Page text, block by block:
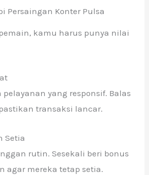
Persaingan Konter Pulsa
kamu harus punya nilai
yang responsif. Balas
transaksi lancar.
Setia
rutin. Sesekali beri bonus
agar mereka tetap setia.